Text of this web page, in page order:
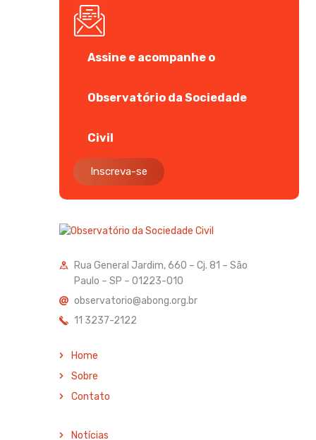
Assine e acompanhe o
Observatório da Sociedade
Civil
Inscreva-se
Rua General Jardim, 660 – Cj. 81 – São
Paulo – SP – 01223-010
observatorio@abong.org.br
11 3237-2122
Home
Sobre
Contato
Notícias